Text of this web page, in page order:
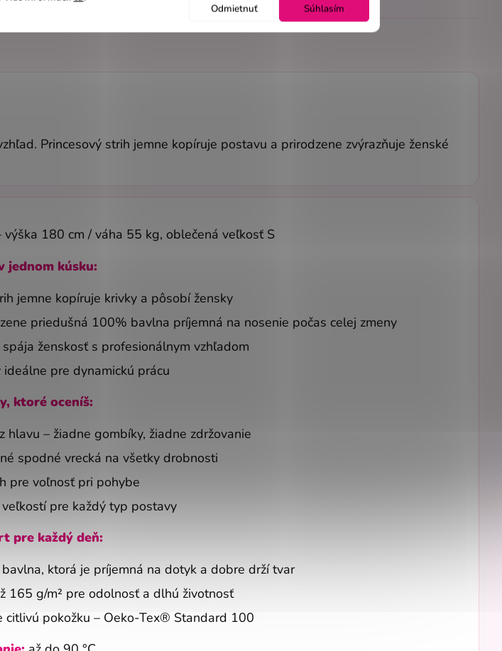
Odmietnuť Súhlasím
Princesový strih jemne kopíruje postavu a prirodzene zvýrazňuje ženské
výška 180 cm / váha 55 kg, oblečená veľkosť S
jednom kúsku:
jemne kopíruje krivky a pôsobí žensky
priedušná 100% bavlna príjemná na nosenie počas celej zmeny
ženskosť s profesionálnym vzhľadom
ideálne pre dynamickú prácu
ktoré oceníš:
hlavu – žiadne gombíky, žiadne zdržovanie
spodné vrecká na všetky drobnosti
pre voľnosť pri pohybe
pre každý typ postavy
pre každý deň:
ktorá je príjemná na dotyk a dobre drží tvar
165 g/m² pre odolnosť a dlhú životnosť
citlivú pokožku – Oeko-Tex® Standard 100